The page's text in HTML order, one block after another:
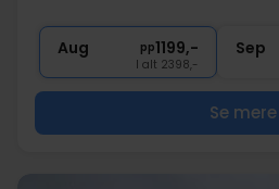
1x 1 velkomstdrink
Aug pp1199,-
I alt 2398,-
Sep
Se mere